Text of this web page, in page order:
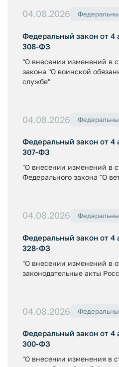
04.08.2026
Федеральный закон от 4
308-ФЗ
"О внесении изменений в
закона "О воинской
службе"
04.08.2026
Федеральный закон от 4
307-ФЗ
"О внесении изменений в
Федерального закона "О
04.08.2026
Федеральный закон от 4
328-ФЗ
"О внесении изменений в
законодательные акты
04.08.2026
Федеральный закон от 4
300-ФЗ
"О внесении изменения в